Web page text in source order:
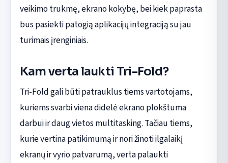
veikimo trukmę, ekrano kokybę, bei kiek paprasta
bus pasiekti patogią aplikacijų integraciją su jau
turimais įrenginiais.
Kam verta laukti Tri-Fold?
Tri-Fold gali būti patrauklus tiems vartotojams,
kuriems svarbi viena didelė ekrano plokštuma
darbui ir daug vietos multitasking. Tačiau tiems,
kurie vertina patikimumą ir nori žinoti ilgalaikį
ekranų ir vyrio patvarumą, verta palaukti